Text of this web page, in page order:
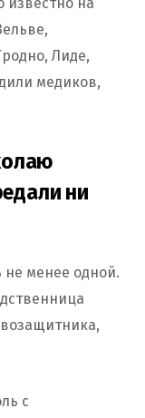
Лиде,
медиков,
ни
не менее одной.
с